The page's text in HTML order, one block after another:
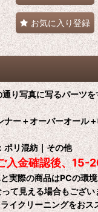
お気に入り登録
り写真に写るパーツ
ナー＋オーバーオール
リ混紡｜その他
入金確認後、15-
実際の商品はPCの環
て見える場合もござ
イクリーニングをおス